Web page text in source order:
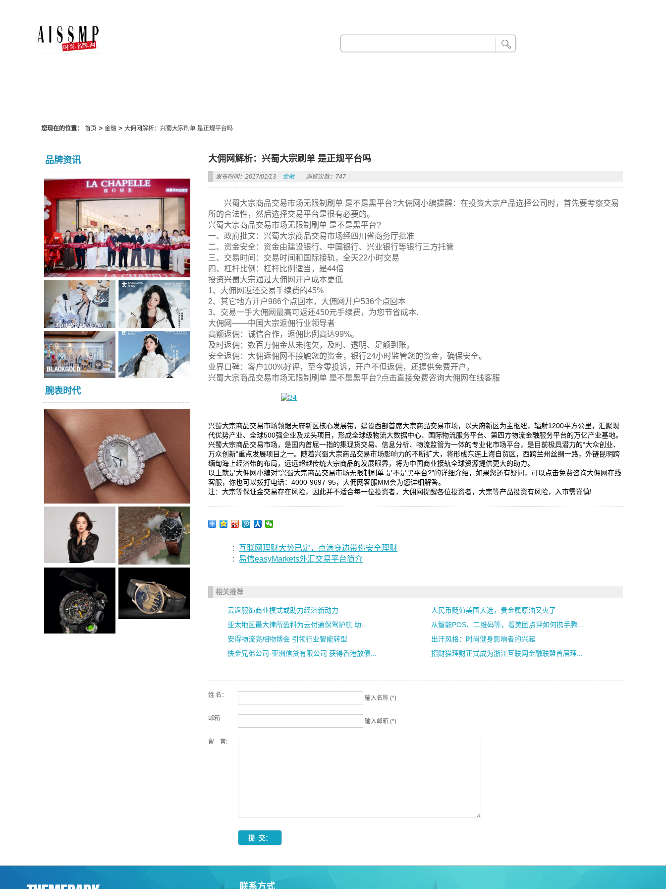
您现在的位置： 首页> 金融 > 大佣网解析：兴蜀大宗刷单 是正规平台吗
品牌资讯
腕表时代
大佣网解析：兴蜀大宗刷单 是正规平台吗
发布时间：2017/01/13 金融 浏览次数：747
兴蜀大宗商品交易市场无限制刷单 是不是黑平台?大佣网小编提醒：在投资大宗产品选择公司时，首先要考察交易
所的合法性，然后选择交易平台是很有必要的。
兴蜀大宗商品交易市场无限制刷单 是不是黑平台?
一、政府批文：兴蜀大宗商品交易市场经四川省商务厅批准
二、资金安全：资金由建设银行、中国银行、兴业银行等银行三方托管
三、交易时间：交易时间和国际接轨，全天22小时交易
四、杠杆比例：杠杆比例适当，是44倍
投资兴蜀大宗通过大佣网开户成本更低
1、大佣网返还交易手续费的45%
2、其它地方开户986个点回本，大佣网开户536个点回本
3、交易一手大佣网最高可返还450元手续费，为您节省成本.
大佣网——中国大宗返佣行业领导者
高额返佣：诚信合作，返佣比例高达99%。
及时返佣：数百万佣金从未拖欠，及时、透明、足额到账。
安全返佣：大佣返佣网不接触您的资金，银行24小时监管您的资金，确保安全。
业界口碑：客户100%好评，至今零投诉，开户不但返佣，还提供免费开户。
兴蜀大宗商品交易市场无限制刷单 是不是黑平台?点击直接免费咨询大佣网在线客服
兴蜀大宗商品交易市场领踞天府新区核心发展带，建设西部首席大宗商品交易市场，以天府新区为主枢纽，辐射1200平方公里，汇聚现
代优势产业、全球500强企业及龙头项目，形成全球级物流大数据中心、国际物流服务平台、第四方物流金融服务平台的万亿产业基地。
兴蜀大宗商品交易市场，是国内首屈一指的集现货交易、信息分析、物流监管为一体的专业化市场平台，是目前极具潜力的“大众创业、
万众创新”重点发展项目之一。随着兴蜀大宗商品交易市场影响力的不断扩大，将形成东连上海自贸区，西跨兰州丝绸一路，外链昆明跨
缅甸海上经济带的布局，远远超越传统大宗商品的发展眼界，将为中国商业接轨全球资源提供更大的助力。
以上就是大佣网小编对“兴蜀大宗商品交易市场无限制刷单 是不是黑平台?”的详细介绍，如果您还有疑问，可以点击免费咨询大佣网在线
客服，你也可以拨打电话：4000-9697-95，大佣网客服MM会为您详细解答。
注：大宗等保证金交易存在风险，因此并不适合每一位投资者，大佣网提醒各位投资者，大宗等产品投资有风险，入市需谨慎!
:
互联网理财大势已定，点滴身边带你安全理财
:
易信easyMarkets外汇交易平台简介
相关推荐
云返服饰商业模式或助力经济新动力
人民币贬值美国大选，贵金属原油又火了
亚太地区最大律所盈科为云付通保驾护航 助...
从智能POS、二维码等，看美团点评如何携手腾...
安得物流亮相物博会 引领行业智能转型
出汗风格：时尚健身影响者的兴起
快金兄弟公司-亚洲信贷有限公司 获得香港放债...
招财猫理财正式成为浙江互联网金融联盟首届理...
姓 名： 输入名称 (*)
邮箱 输入邮箱 (*)
留 言:
联系方式